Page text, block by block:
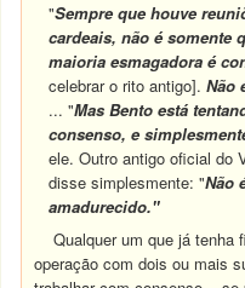
"Sempre que houve
cardeais, não é somente
maioria esmagadora é
celebrar o rito antigo].Não
... "Mas Bento está
consenso, e
ele. Outro antigo oficial do
disse simplesmente: "Não
amadurecido."
Qualquer um que já tenha
operação com dois ou mais